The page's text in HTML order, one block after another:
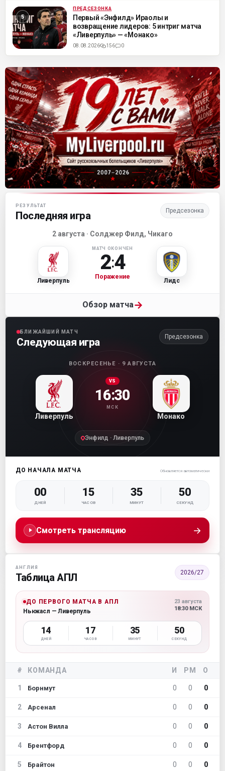
ML ПРЕДСЕЗОНКА
Первый «Энфилд» Ираолы и
возвращение лидеров: 5 интриг матча
«Ливерпуль» — «Монако»
08.08.2026 156 0
Матч-центр «Ливерпуля»
РЕЗУЛЬТАТ
Последняя игра Предсезонка
2 августа · Солджер Филд, Чикаго
Ливерпуль
МАТЧ ОКОНЧЕН
2:4
Поражение
Лидс
Обзор матча→
БЛИЖАЙШИЙ МАТЧ
Следующая игра Предсезонка
ВОСКРЕСЕНЬЕ · 9 АВГУСТА
Ливерпуль
VS
16:30
МСК
Монако
Энфилд · Ливерпуль
ДО НАЧАЛА МАТЧА Обновляется автоматически
00
ДНЕЙ
15
ЧАСОВ
35
МИНУТ
49
СЕКУНД
Смотреть трансляцию →
АНГЛИЯ
Таблица АПЛ 2026/27
ДО ПЕРВОГО МАТЧА В АПЛ
Ньюкасл — Ливерпуль
23 августа
18:30 МСК
14
ДНЕЙ
17
ЧАСОВ
35
МИНУТ
49
СЕКУНД
# КОМАНДА И РМ О
1 Борнмут 0 0 0
2 Арсенал 0 0 0
3 Астон Вилла 0 0 0
4 Брентфорд 0 0 0
5 Брайтон 0 0 0